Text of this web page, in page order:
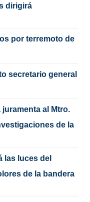
dirigirá
por terremoto de
secretario general
juramenta al Mtro.
de la
las luces del
de la bandera